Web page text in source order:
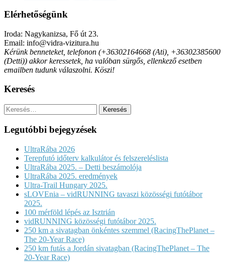
Elérhetőségünk
Iroda: Nagykanizsa, Fő út 23.
Email: info@vidra-vizitura.hu
Kérünk benneteket, telefonon (+36302164668 (Ati), +36302385600
(Detti)) akkor keressetek, ha valóban sürgős, ellenkező esetben
emailben tudunk válaszolni. Köszi!
Keresés
Keresés:
Legutóbbi bejegyzések
UltraRába 2026
Terepfutó időterv kalkulátor és felszereléslista
UltraRába 2025. – Detti beszámolója
UltraRába 2025. eredmények
Ultra-Trail Hungary 2025.
sLOVEnia – vidRUNNING tavaszi közösségi futótábor
2025.
100 mérföld lépés az Isztrián
vidRUNNING közösségi futótábor 2025.
250 km a sivatagban önkéntes szemmel (RacingThePlanet –
The 20-Year Race)
250 km futás a Jordán sivatagban (RacingThePlanet – The
20-Year Race)